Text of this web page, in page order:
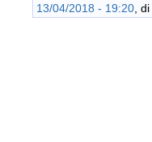
13/04/2018 - 19:20 , di